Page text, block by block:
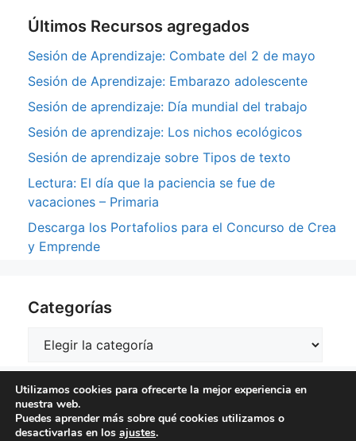
Últimos Recursos agregados
Sesión de Aprendizaje: Combate del 2 de mayo
Sesión de Aprendizaje: Embarazo adolescente
Sesión de aprendizaje: Día mundial del trabajo
Sesión de aprendizaje: Los nichos ecológicos
Sesión de aprendizaje sobre Tipos de texto
Lectura: El día que la paciencia se fue de
vacaciones – Primaria
Descarga los Portafolios para el Concurso de Crea
y Emprende
Categorías
Categorías
Utilizamos cookies para ofrecerte la mejor experiencia en
nuestra web.
Puedes aprender más sobre qué cookies utilizamos o
desactivarlas en los ajustes.